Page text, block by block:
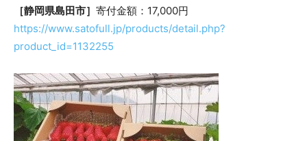
［静岡県島田市］ 寄付金額：17,000円
https://www.satofull.jp/products/detail.php?
product_id=1132255